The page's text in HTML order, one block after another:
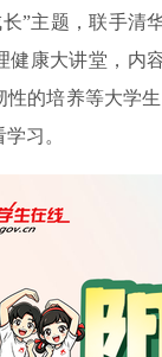
”主题，联手清
健康大讲堂，
性的培养等大学
习。